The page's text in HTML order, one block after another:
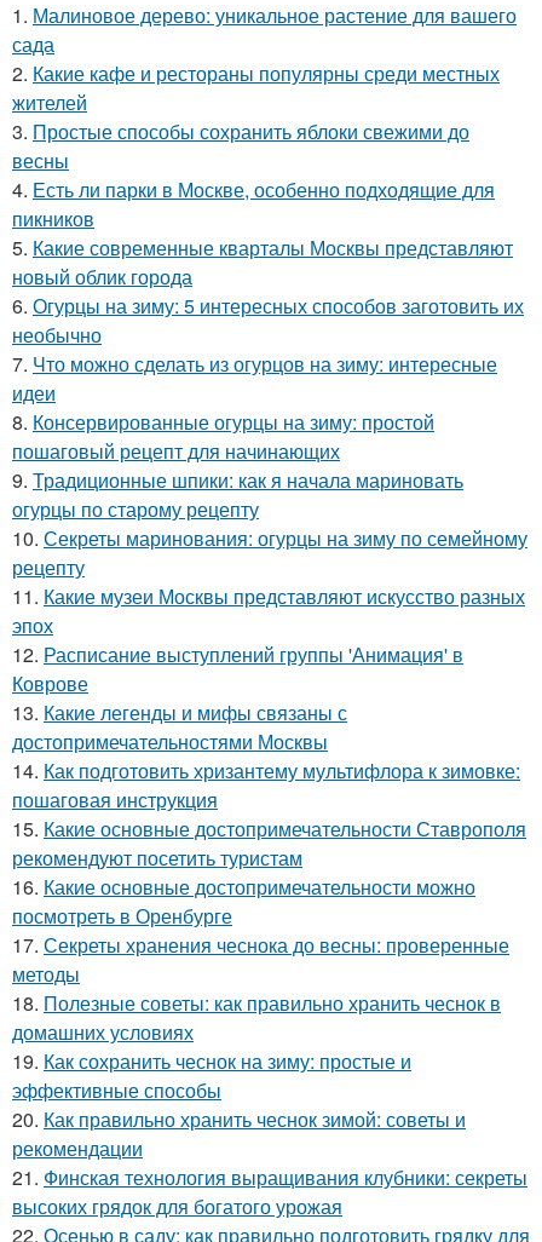
1. Малиновое дерево: уникальное растение для вашего
сада
2. Какие кафе и рестораны популярны среди местных
жителей
3. Простые способы сохранить яблоки свежими до
весны
4. Есть ли парки в Москве, особенно подходящие для
пикников
5. Какие современные кварталы Москвы представляют
новый облик города
6. Огурцы на зиму: 5 интересных способов заготовить их
необычно
7. Что можно сделать из огурцов на зиму: интересные
идеи
8. Консервированные огурцы на зиму: простой
пошаговый рецепт для начинающих
9. Традиционные шпики: как я начала мариновать
огурцы по старому рецепту
10. Секреты маринования: огурцы на зиму по семейному
рецепту
11. Какие музеи Москвы представляют искусство разных
эпох
12. Расписание выступлений группы 'Анимация' в
Коврове
13. Какие легенды и мифы связаны с
достопримечательностями Москвы
14. Как подготовить хризантему мультифлора к зимовке:
пошаговая инструкция
15. Какие основные достопримечательности Ставрополя
рекомендуют посетить туристам
16. Какие основные достопримечательности можно
посмотреть в Оренбурге
17. Секреты хранения чеснока до весны: проверенные
методы
18. Полезные советы: как правильно хранить чеснок в
домашних условиях
19. Как сохранить чеснок на зиму: простые и
эффективные способы
20. Как правильно хранить чеснок зимой: советы и
рекомендации
21. Финская технология выращивания клубники: секреты
высоких грядок для богатого урожая
22. Осенью в саду: как правильно подготовить грядку для